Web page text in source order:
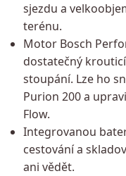
sjezdu a
terénu.
Motor Bosch
dostatečný
stoupání. Lze ho
Purion 200 a
Flow.
Integrovanou
cestování a
ani vědět.